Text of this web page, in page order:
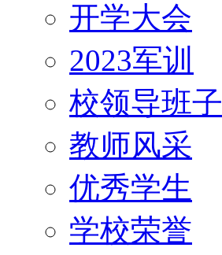
开学大会
2023军训
校领导班子
教师风采
优秀学生
学校荣誉